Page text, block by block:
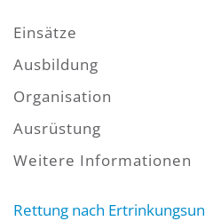
Einsätze
Ausbildung
Organisation
Ausrüstung
Weitere Informationen
Rettung nach